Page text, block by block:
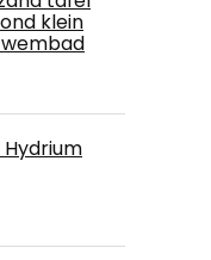
klein
Hydrium